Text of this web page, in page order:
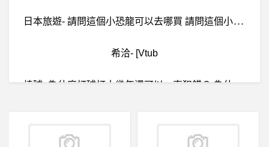
日
本旅遊- 請問這個小恐龍可以去哪買 請問這個小恐龍可以去哪買
希洽- [Vtub
棒
球- 為什麼打球打十幾年還可以一直犯錯？ 為什麼打球打十幾年還可以一直犯錯？
B
aseballXXXX- 是不是真的需要專任教練 是不是真的需要專任教練